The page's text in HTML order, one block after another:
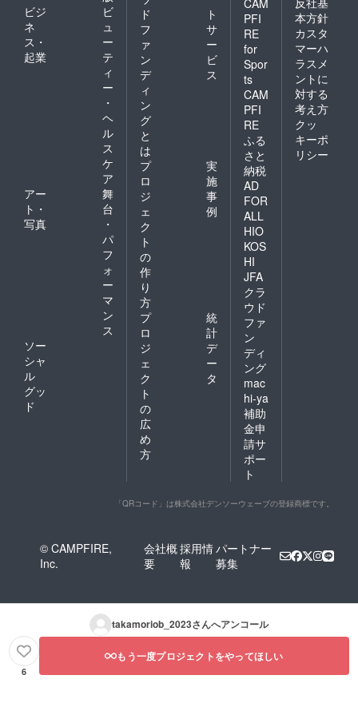
ビジ
ネ
ス・
起業
ビ
ュ
ー
テ
ィ
ー
・
ヘ
ル
ス
ケ
ア
アー
ト・
写真
舞
台
・
パ
フ
ォ
ー
マ
ン
ス
ソー
シャ
ル
グッ
ド
ド
フ
ァ
ン
デ
ィ
ン
グ
と
は
ト
サ
ー
ビ
ス
プ
ロ
ジ
ェ
ク
ト
の
作
り
方
実
施
事
例
プ
ロ
ジ
ェ
ク
ト
の
広
め
方
統
計
デ
ー
タ
PFI
RE
for
Spor
ts
CAM
PFI
RE
ふる
さと
納税
AD
FOR
ALL
HIO
KOS
HI
JFA
クラ
ウド
ファ
ン
ディ
ング
mac
hi-ya
補助
金申
請サ
ポー
ト
本方針
カスタ
マーハ
ラスメ
ントに
対する
考え方
クッ
キーポ
リシー
「QRコード」は株式会社デンソーウェーブの登録商標です。
© CAMPFIRE,
Inc.
会社概
要
採用情
報
パートナー
募集
takamoriob_2023さんへアンコール
6
もう一度プロジェクトをやってほしい